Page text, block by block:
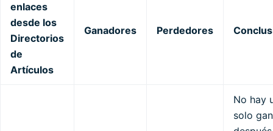
enlaces
desde los
Directorios
de
Artículos
Ganadores Perdedores
No hay
solo